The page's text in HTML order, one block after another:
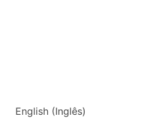
English(Inglês)